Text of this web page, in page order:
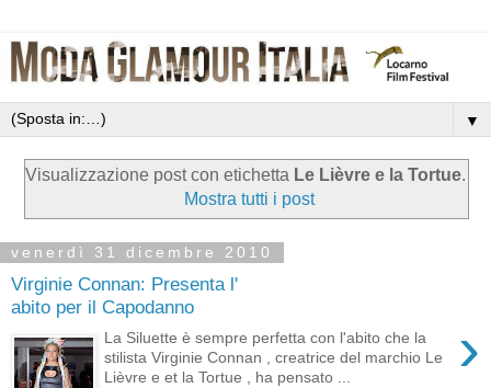
▼
Visualizzazione post con etichetta Le Lièvre e la Tortue.
Mostra tutti i post
venerdì 31 dicembre 2010
Virginie Connan: Presenta l'
abito per il Capodanno
›
La Siluette è sempre perfetta con l'abito che la
stilista Virginie Connan , creatrice del marchio Le
Lièvre e et la Tortue , ha pensato ...